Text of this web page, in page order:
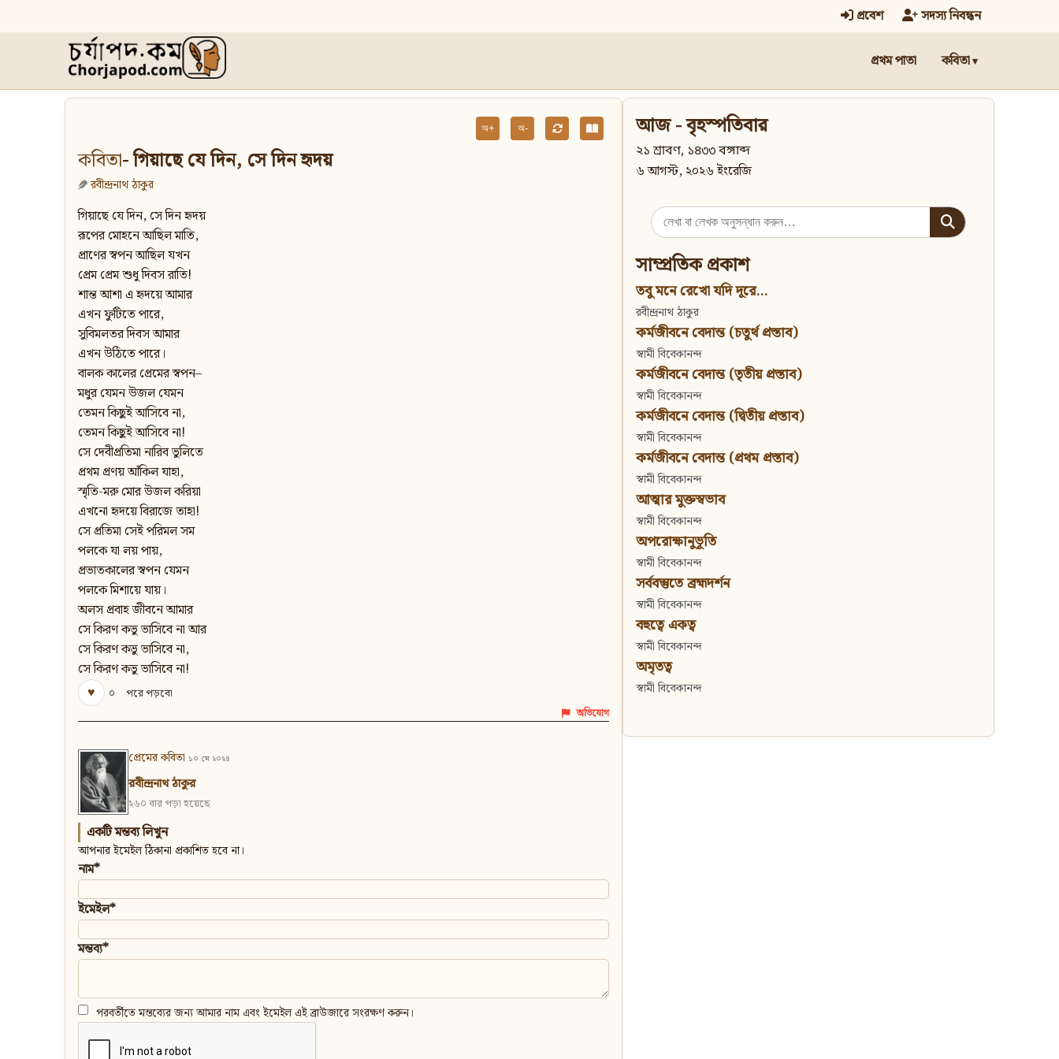
প্রবেশ সদস্য নিবন্ধন
প্রথম পাতা কবিতা
অ+ অ-
কবিতা- গিয়াছে যে দিন, সে দিন হৃদয়
রবীন্দ্রনাথ ঠাকুর
গিয়াছে যে দিন, সে দিন হৃদয়
রূপের মোহনে আছিল মাতি,
প্রাণের স্বপন আছিল যখন
প্রেম প্রেম শুধু দিবস রাতি!
শান্ত আশা এ হৃদয়ে আমার
এখন ফুটিতে পারে,
সুবিমলতর দিবস আমার
এখন উঠিতে পারে।
বালক কালের প্রেমের স্বপন–
মধুর যেমন উজল যেমন
তেমন কিছুই আসিবে না,
তেমন কিছুই আসিবে না!
সে দেবীপ্রতিমা নারিব ভুলিতে
প্রথম প্রণয় আঁকিল যাহা,
স্মৃতি-মরু মোর উজল করিয়া
এখনো হৃদয়ে বিরাজে তাহা!
সে প্রতিমা সেই পরিমল সম
পলকে যা লয় পায়,
প্রভাতকালের স্বপন যেমন
পলকে মিশায়ে যায়।
অলস প্রবাহ জীবনে আমার
সে কিরণ কভু ভাসিবে না আর
সে কিরণ কভু ভাসিবে না,
সে কিরণ কভু ভাসিবে না!
♥
০ পরে পড়বো
অভিযোগ
প্রেমের কবিতা ১০ মে ২০২৪
রবীন্দ্রনাথ ঠাকুর
২৬০ বার পড়া হয়েছে
একটি মন্তব্য লিখুন
আপনার ইমেইল ঠিকানা প্রকাশিত হবে না।
নাম*
ইমেইল*
মন্তব্য*
পরবর্তীতে মন্তব্যের জন্য আমার নাম এবং ইমেইল এই ব্রাউজারে সংরক্ষণ করুন।
আজ - বৃহস্পতিবার
২১ শ্রাবণ, ১৪৩৩ বঙ্গাব্দ
৬ আগস্ট, ২০২৬ ইংরেজি
Search
for:
সাম্প্রতিক প্রকাশ
তবু মনে রেখো যদি দূরে...
রবীন্দ্রনাথ ঠাকুর
কর্মজীবনে বেদান্ত (চতুর্থ প্রস্তাব)
স্বামী বিবেকানন্দ
কর্মজীবনে বেদান্ত (তৃতীয় প্রস্তাব)
স্বামী বিবেকানন্দ
কর্মজীবনে বেদান্ত (দ্বিতীয় প্রস্তাব)
স্বামী বিবেকানন্দ
কর্মজীবনে বেদান্ত (প্রথম প্রস্তাব)
স্বামী বিবেকানন্দ
আত্মার মুক্তস্বভাব
স্বামী বিবেকানন্দ
অপরোক্ষানুভূতি
স্বামী বিবেকানন্দ
সর্ববস্তুতে ব্রহ্মদর্শন
স্বামী বিবেকানন্দ
বহুত্বে একত্ব
স্বামী বিবেকানন্দ
অমৃতত্ব
স্বামী বিবেকানন্দ